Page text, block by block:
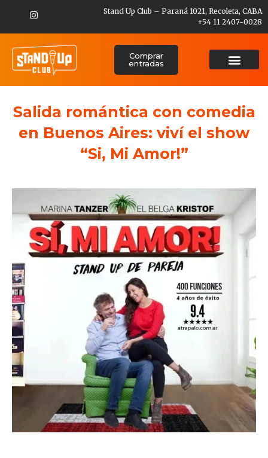
Stand Up Club – Paraná 1021, Recoleta, CABA
+54 11 2407-0028
Comprar
entradas
Salida romántica con comedia
en Buenos Aires: viví el show
“Si, Mi Amor!”